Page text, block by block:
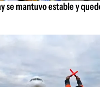
se mantuvo estable y